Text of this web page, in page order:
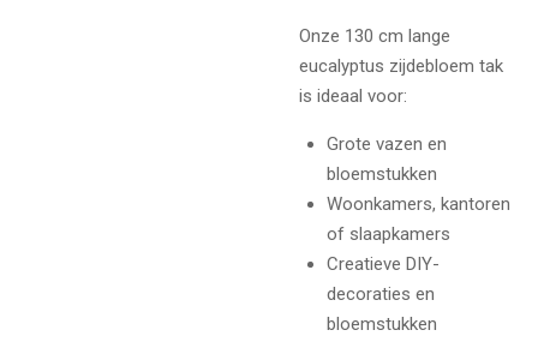
Onze 130 cm lange
eucalyptus zijdebloem tak
is ideaal voor:
Grote vazen en
bloemstukken
Woonkamers, kantoren
of slaapkamers
Creatieve DIY-
decoraties en
bloemstukken